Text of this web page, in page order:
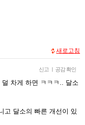
새로고침
신고 | 공감 확인
차게 하면 ㅋㅋㅋ.. 달소
고 달소의 빠른 개선이 있